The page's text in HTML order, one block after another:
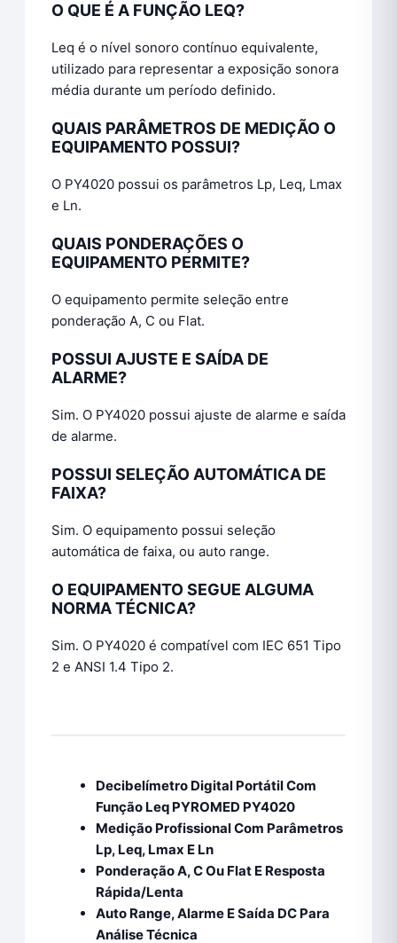
O QUE É A FUNÇÃO LEQ?
Leq é o nível sonoro contínuo equivalente,
utilizado para representar a exposição sonora
média durante um período definido.
QUAIS PARÂMETROS DE MEDIÇÃO O
EQUIPAMENTO POSSUI?
O PY4020 possui os parâmetros Lp, Leq, Lmax
e Ln.
QUAIS PONDERAÇÕES O
EQUIPAMENTO PERMITE?
O equipamento permite seleção entre
ponderação A, C ou Flat.
POSSUI AJUSTE E SAÍDA DE
ALARME?
Sim. O PY4020 possui ajuste de alarme e saída
de alarme.
POSSUI SELEÇÃO AUTOMÁTICA DE
FAIXA?
Sim. O equipamento possui seleção
automática de faixa, ou auto range.
O EQUIPAMENTO SEGUE ALGUMA
NORMA TÉCNICA?
Sim. O PY4020 é compatível com IEC 651 Tipo
2 e ANSI 1.4 Tipo 2.
Decibelímetro Digital Portátil Com
Função Leq PYROMED PY4020
Medição Profissional Com Parâmetros
Lp, Leq, Lmax E Ln
Ponderação A, C Ou Flat E Resposta
Rápida/Lenta
Auto Range, Alarme E Saída DC Para
Análise Técnica